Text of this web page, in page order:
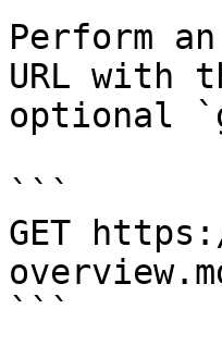
Perform
URL with
optional
```
GET
```